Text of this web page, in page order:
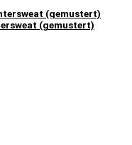
(gemustert)
(gemustert)